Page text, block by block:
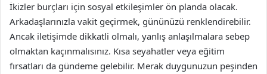
İkizler burçları için sosyal etkileşimler ön planda olacak.
Arkadaşlarınızla vakit geçirmek, gününüzü renklendirebilir.
Ancak iletişimde dikkatli olmalı, yanlış anlaşılmalara sebep
olmaktan kaçınmalısınız. Kısa seyahatler veya eğitim
fırsatları da gündeme gelebilir. Merak duygunuzun peşinden